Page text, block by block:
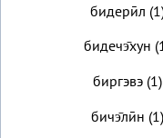
бидерӣл
бидечэ̄хун
биргэвэ (1)
бичэ̄лӣн (1)